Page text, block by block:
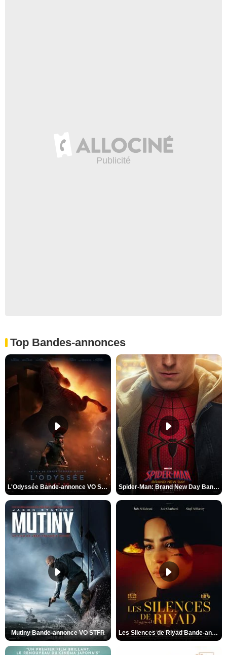
Top Bandes-annonces
L'Odyssée Bande-annonce VO STFR Spider-Man: Brand New Day Bande-annonce VO STFR
Mutiny Bande-annonce VO STFR Les Silences de Riyad Bande-annonce VO STFR